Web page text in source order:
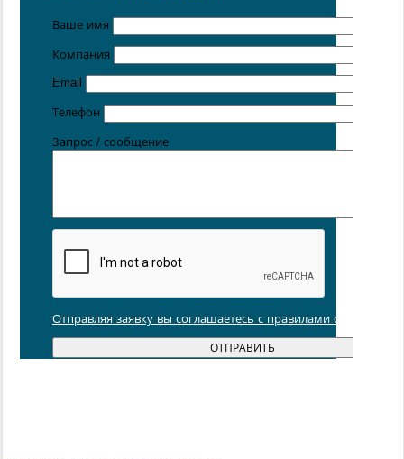
Цена от 5 руб. / кг
Ваше имя
Компания
Email
Телефон
Запрос / сообщение
Отправляя заявку вы соглашаетесь с правилами обработки